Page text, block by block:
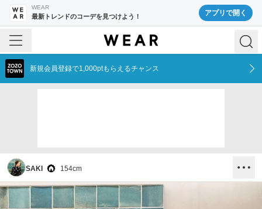
WEAR
最新トレンドのコーデを見つけよう！ アプリで開く
新規会員登録で1,000ptもらえるチャンス
SAKI 154cm